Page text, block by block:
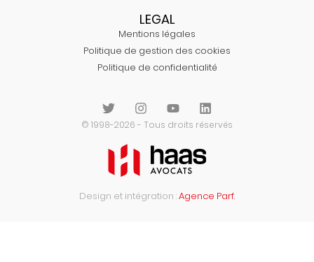
LEGAL
Mentions légales
Politique de gestion des cookies
Politique de confidentialité
© 1998-2026 - Tous droits réservés
Design et intégration :Agence Parf.